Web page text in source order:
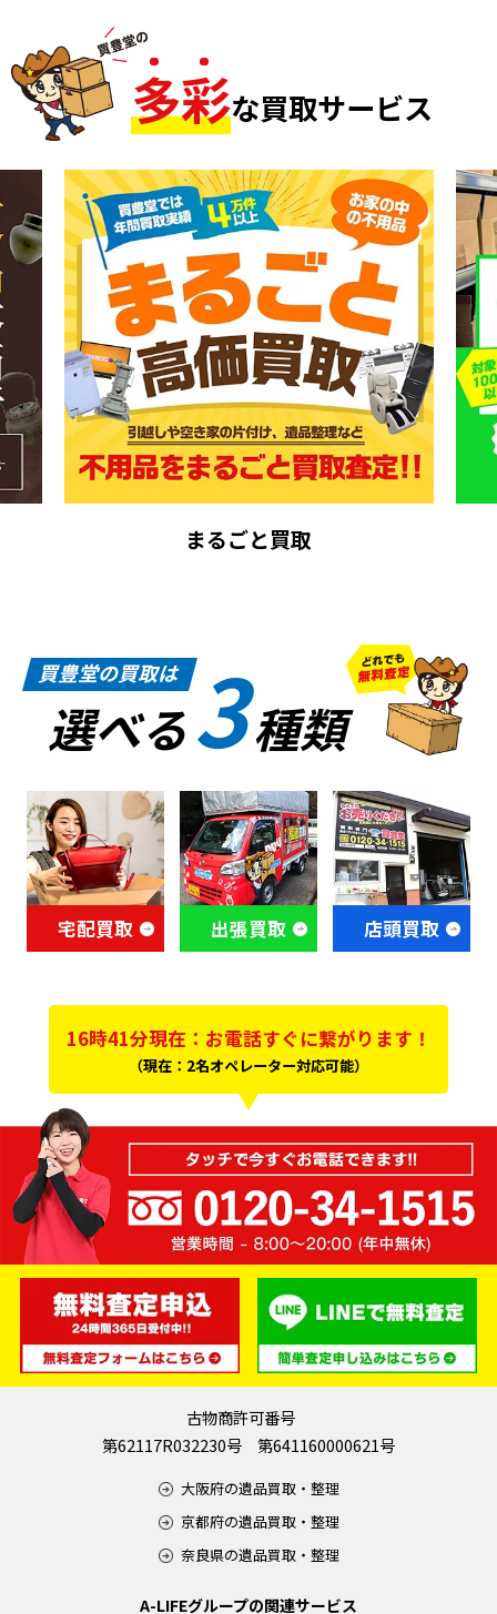
多彩な買取サービス
まるごと買取
買豊堂の買取は
選べる3種類
宅配買取 出張買取 店頭買取
16時41分現在：お電話すぐに繋がります！
（現在：2名オペレーター対応可能）
古物商許可番号
第62117R032230号 第641160000621号
大阪府の遺品買取・整理
京都府の遺品買取・整理
奈良県の遺品買取・整理
A-LIFEグループの関連サービス